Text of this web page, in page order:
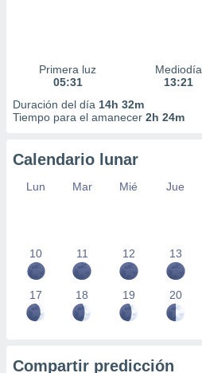
Primera luz
05:31
Mediodía
13:21
Duración del día 14h 32m
Tiempo para el amanecer 2h 24m
Calendario lunar
Lun Mar Mié Jue
10 11 12 13
17 18 19 20
Compartir predicción